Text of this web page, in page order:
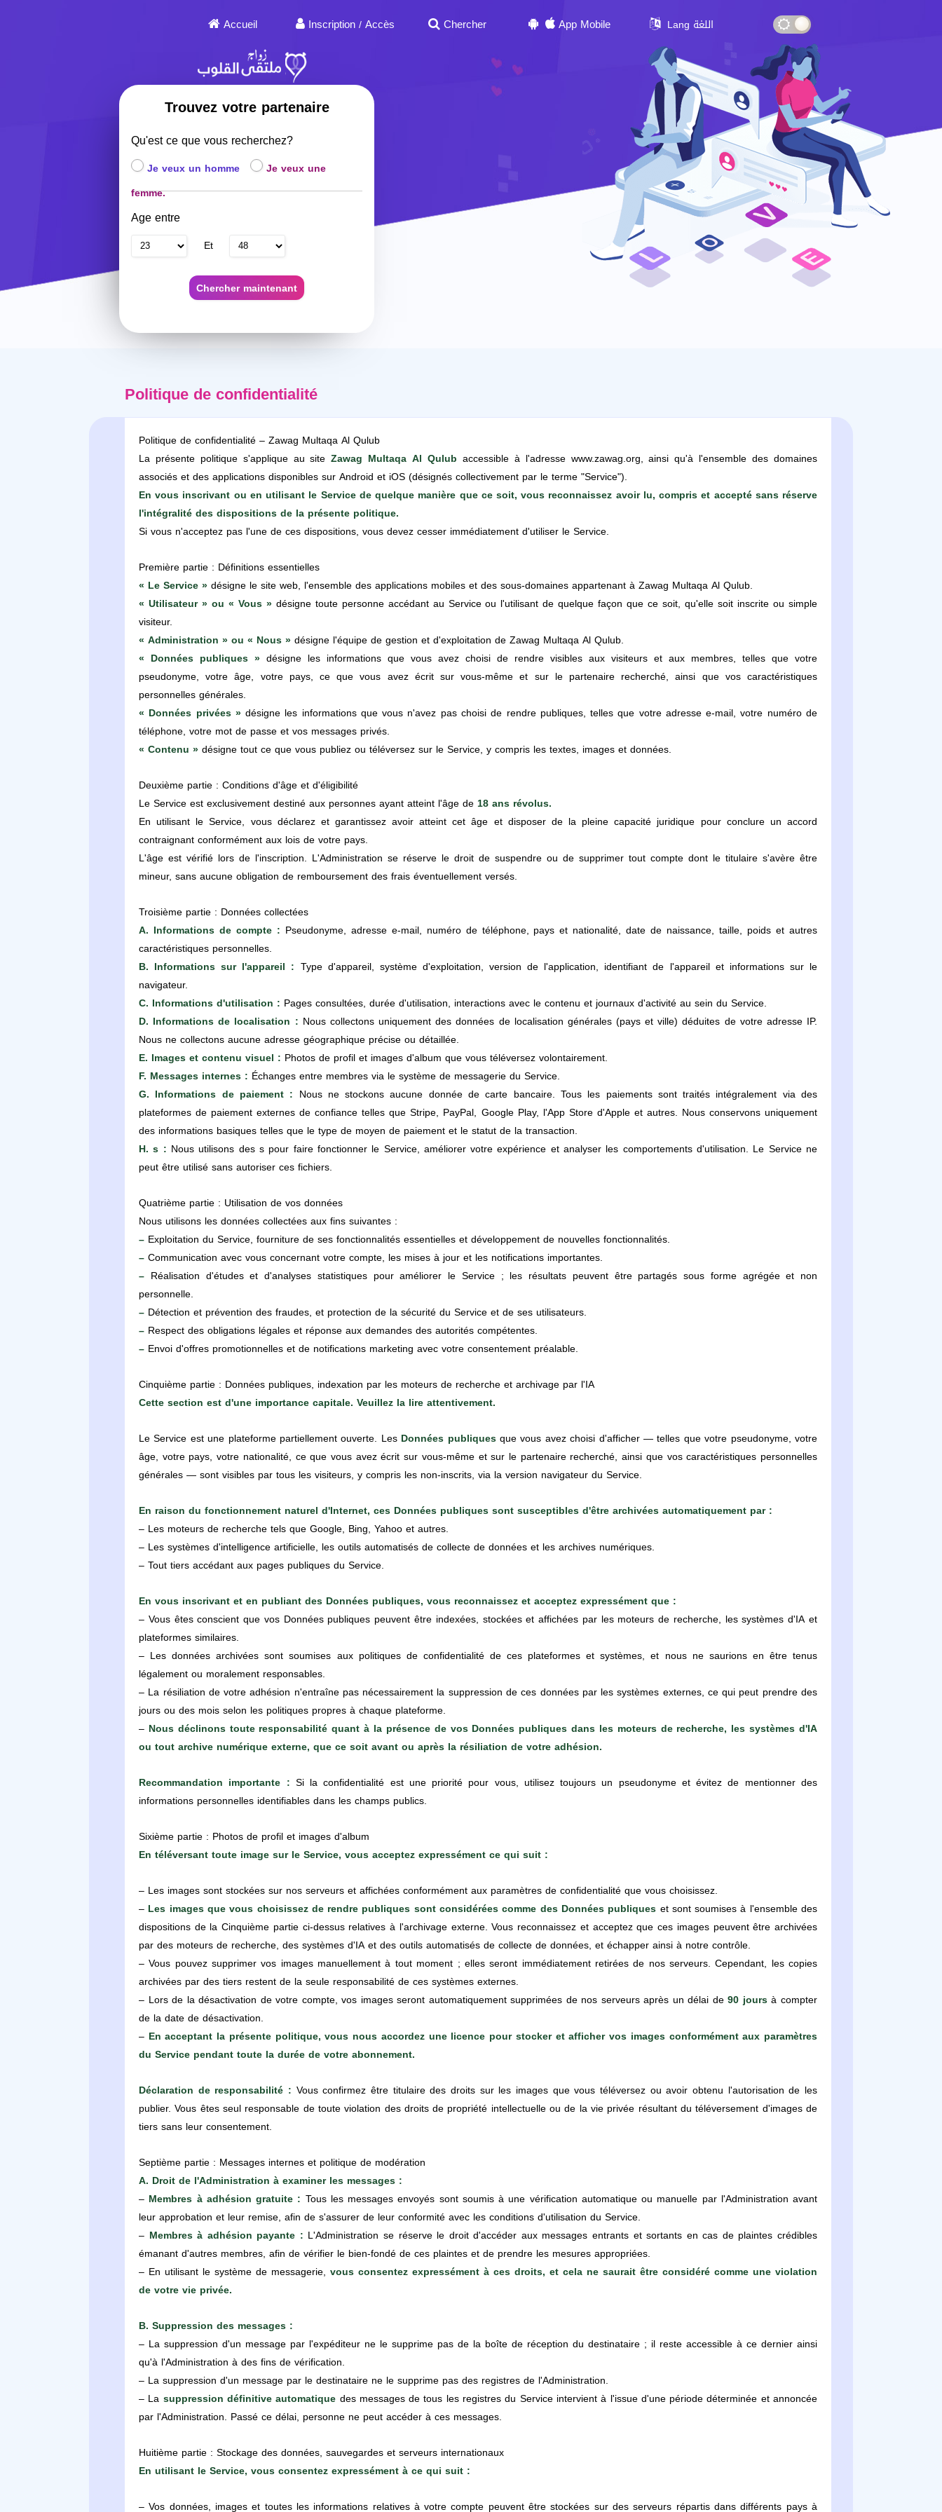
Accueil Inscription / Accès Chercher App Mobile Lang اللغة
Trouvez votre partenaire
Qu'est ce que vous recherchez?
Je veux un homme
Je veux une
femme.
Age entre
Et
Politique de confidentialité
Politique de confidentialité – Zawag Multaqa Al Qulub
La présente politique s'applique au siteZawag Multaqa Al Qulub accessible à l'adresse www.zawag.org, ainsi qu'à l'ensemble des domaines
associés et des applications disponibles sur Android et iOS (désignés collectivement par le terme "Service").
En vous inscrivant ou en utilisant le Service de quelque manière que ce soit, vous reconnaissez avoir lu, compris et accepté sans réserve
l'intégralité des dispositions de la présente politique.
Si vous n'acceptez pas l'une de ces dispositions, vous devez cesser immédiatement d'utiliser le Service.
Première partie : Définitions essentielles
« Le Service »désigne le site web, l'ensemble des applications mobiles et des sous-domaines appartenant à Zawag Multaqa Al Qulub.
« Utilisateur » ou « Vous »désigne toute personne accédant au Service ou l'utilisant de quelque façon que ce soit, qu'elle soit inscrite ou simple
visiteur.
« Administration » ou « Nous »désigne l'équipe de gestion et d'exploitation de Zawag Multaqa Al Qulub.
« Données publiques » désigne les informations que vous avez choisi de rendre visibles aux visiteurs et aux membres, telles que votre
pseudonyme, votre âge, votre pays, ce que vous avez écrit sur vous-même et sur le partenaire recherché, ainsi que vos caractéristiques
personnelles générales.
« Données privées »désigne les informations que vous n'avez pas choisi de rendre publiques, telles que votre adresse e-mail, votre numéro de
téléphone, votre mot de passe et vos messages privés.
« Contenu »désigne tout ce que vous publiez ou téléversez sur le Service, y compris les textes, images et données.
Deuxième partie : Conditions d'âge et d'éligibilité
Le Service est exclusivement destiné aux personnes ayant atteint l'âge de18 ans révolus.
En utilisant le Service, vous déclarez et garantissez avoir atteint cet âge et disposer de la pleine capacité juridique pour conclure un accord
contraignant conformément aux lois de votre pays.
L'âge est vérifié lors de l'inscription. L'Administration se réserve le droit de suspendre ou de supprimer tout compte dont le titulaire s'avère être
mineur, sans aucune obligation de remboursement des frais éventuellement versés.
Troisième partie : Données collectées
A. Informations de compte : Pseudonyme, adresse e-mail, numéro de téléphone, pays et nationalité, date de naissance, taille, poids et autres
caractéristiques personnelles.
B. Informations sur l'appareil : Type d'appareil, système d'exploitation, version de l'application, identifiant de l'appareil et informations sur le
navigateur.
C. Informations d'utilisation : Pages consultées, durée d'utilisation, interactions avec le contenu et journaux d'activité au sein du Service.
D. Informations de localisation : Nous collectons uniquement des données de localisation générales (pays et ville) déduites de votre adresse IP.
Nous ne collectons aucune adresse géographique précise ou détaillée.
E. Images et contenu visuel : Photos de profil et images d'album que vous téléversez volontairement.
F. Messages internes : Échanges entre membres via le système de messagerie du Service.
G. Informations de paiement : Nous ne stockons aucune donnée de carte bancaire. Tous les paiements sont traités intégralement via des
plateformes de paiement externes de confiance telles que Stripe, PayPal, Google Play, l'App Store d'Apple et autres. Nous conservons uniquement
des informations basiques telles que le type de moyen de paiement et le statut de la transaction.
H. s : Nous utilisons des s pour faire fonctionner le Service, améliorer votre expérience et analyser les comportements d'utilisation. Le Service ne
peut être utilisé sans autoriser ces fichiers.
Quatrième partie : Utilisation de vos données
Nous utilisons les données collectées aux fins suivantes :
– Exploitation du Service, fourniture de ses fonctionnalités essentielles et développement de nouvelles fonctionnalités.
–Communication avec vous concernant votre compte, les mises à jour et les notifications importantes.
– Réalisation d'études et d'analyses statistiques pour améliorer le Service ; les résultats peuvent être partagés sous forme agrégée et non
personnelle.
– Détection et prévention des fraudes, et protection de la sécurité du Service et de ses utilisateurs.
– Respect des obligations légales et réponse aux demandes des autorités compétentes.
– Envoi d'offres promotionnelles et de notifications marketing avec votre consentement préalable.
Cinquième partie : Données publiques, indexation par les moteurs de recherche et archivage par l'IA
Cette section est d'une importance capitale. Veuillez la lire attentivement.
Le Service est une plateforme partiellement ouverte. Les Données publiquesque vous avez choisi d'afficher — telles que votre pseudonyme, votre
âge, votre pays, votre nationalité, ce que vous avez écrit sur vous-même et sur le partenaire recherché, ainsi que vos caractéristiques personnelles
générales — sont visibles par tous les visiteurs, y compris les non-inscrits, via la version navigateur du Service.
En raison du fonctionnement naturel d'Internet, ces Données publiques sont susceptibles d'être archivées automatiquement par :
– Les moteurs de recherche tels que Google, Bing, Yahoo et autres.
– Les systèmes d'intelligence artificielle, les outils automatisés de collecte de données et les archives numériques.
– Tout tiers accédant aux pages publiques du Service.
En vous inscrivant et en publiant des Données publiques, vous reconnaissez et acceptez expressément que :
– Vous êtes conscient que vos Données publiques peuvent être indexées, stockées et affichées par les moteurs de recherche, les systèmes d'IA et
plateformes similaires.
– Les données archivées sont soumises aux politiques de confidentialité de ces plateformes et systèmes, et nous ne saurions en être tenus
légalement ou moralement responsables.
– La résiliation de votre adhésion n'entraîne pas nécessairement la suppression de ces données par les systèmes externes, ce qui peut prendre des
jours ou des mois selon les politiques propres à chaque plateforme.
– Nous déclinons toute responsabilité quant à la présence de vos Données publiques dans les moteurs de recherche, les systèmes d'IA
ou tout archive numérique externe, que ce soit avant ou après la résiliation de votre adhésion.
Recommandation importante : Si la confidentialité est une priorité pour vous, utilisez toujours un pseudonyme et évitez de mentionner des
informations personnelles identifiables dans les champs publics.
Sixième partie : Photos de profil et images d'album
En téléversant toute image sur le Service, vous acceptez expressément ce qui suit :
– Les images sont stockées sur nos serveurs et affichées conformément aux paramètres de confidentialité que vous choisissez.
– Les images que vous choisissez de rendre publiques sont considérées comme des Données publiques et sont soumises à l'ensemble des
dispositions de la Cinquième partie ci-dessus relatives à l'archivage externe. Vous reconnaissez et acceptez que ces images peuvent être archivées
par des moteurs de recherche, des systèmes d'IA et des outils automatisés de collecte de données, et échapper ainsi à notre contrôle.
– Vous pouvez supprimer vos images manuellement à tout moment ; elles seront immédiatement retirées de nos serveurs. Cependant, les copies
archivées par des tiers restent de la seule responsabilité de ces systèmes externes.
– Lors de la désactivation de votre compte, vos images seront automatiquement supprimées de nos serveurs après un délai de90 joursà compter
de la date de désactivation.
– En acceptant la présente politique, vous nous accordez une licence pour stocker et afficher vos images conformément aux paramètres
du Service pendant toute la durée de votre abonnement.
Déclaration de responsabilité : Vous confirmez être titulaire des droits sur les images que vous téléversez ou avoir obtenu l'autorisation de les
publier. Vous êtes seul responsable de toute violation des droits de propriété intellectuelle ou de la vie privée résultant du téléversement d'images de
tiers sans leur consentement.
Septième partie : Messages internes et politique de modération
A. Droit de l'Administration à examiner les messages :
– Membres à adhésion gratuite : Tous les messages envoyés sont soumis à une vérification automatique ou manuelle par l'Administration avant
leur approbation et leur remise, afin de s'assurer de leur conformité avec les conditions d'utilisation du Service.
– Membres à adhésion payante : L'Administration se réserve le droit d'accéder aux messages entrants et sortants en cas de plaintes crédibles
émanant d'autres membres, afin de vérifier le bien-fondé de ces plaintes et de prendre les mesures appropriées.
– En utilisant le système de messagerie, vous consentez expressément à ces droits, et cela ne saurait être considéré comme une violation
de votre vie privée.
B. Suppression des messages :
– La suppression d'un message par l'expéditeur ne le supprime pas de la boîte de réception du destinataire ; il reste accessible à ce dernier ainsi
qu'à l'Administration à des fins de vérification.
– La suppression d'un message par le destinataire ne le supprime pas des registres de l'Administration.
– La suppression définitive automatique des messages de tous les registres du Service intervient à l'issue d'une période déterminée et annoncée
par l'Administration. Passé ce délai, personne ne peut accéder à ces messages.
Huitième partie : Stockage des données, sauvegardes et serveurs internationaux
En utilisant le Service, vous consentez expressément à ce qui suit :
– Vos données, images et toutes les informations relatives à votre compte peuvent être stockées sur des serveurs répartis dans différents pays à